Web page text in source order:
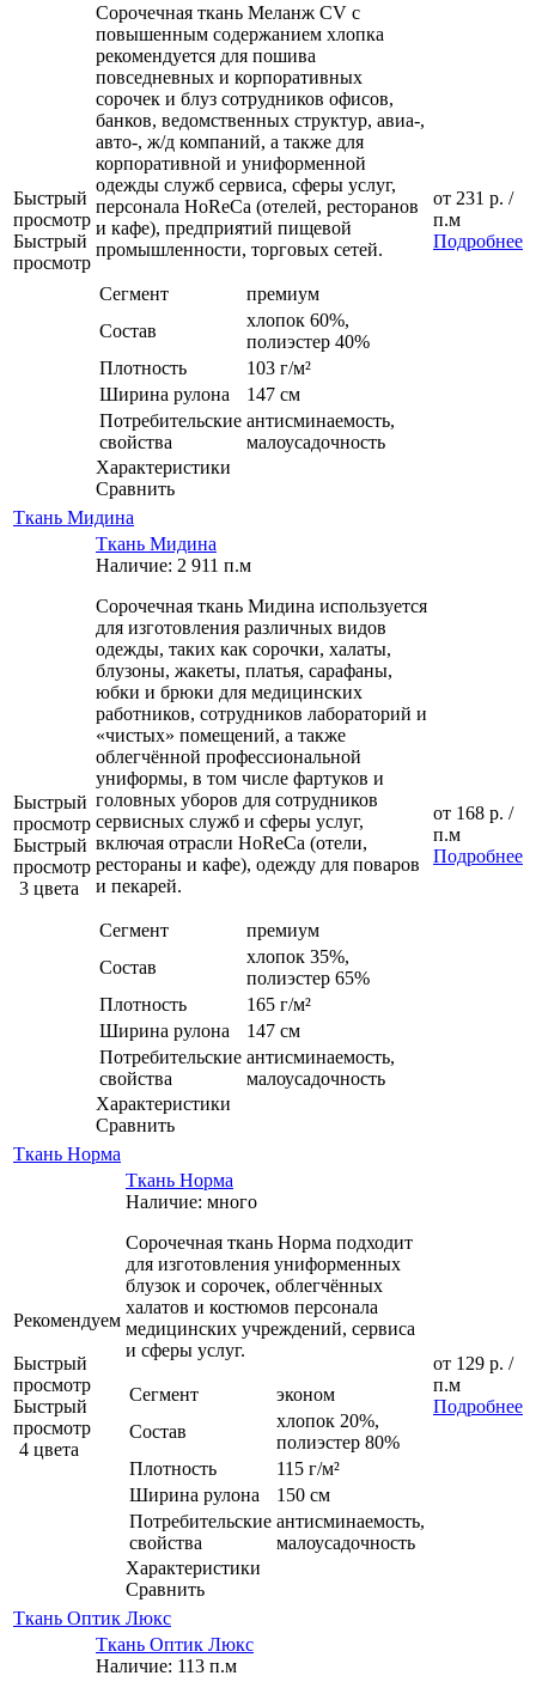
Быстрый
просмотр
Быстрый
просмотр
Сорочечная ткань Меланж CV с
повышенным содержанием хлопка
рекомендуется для пошива
повседневных и корпоративных
сорочек и блуз сотрудников офисов,
банков, ведомственных структур, авиа-,
авто-, ж/д компаний, а также для
корпоративной и униформенной
одежды служб сервиса, сферы услуг,
персонала HoReCa (отелей, ресторанов
и кафе), предприятий пищевой
промышленности, торговых сетей.
Сегмент
премиум
Состав
хлопок 60%,
полиэстер 40%
Плотность
103 г/м²
Ширина рулона
147 см
Потребительские
свойства
антисминаемость,
малоусадочность
Характеристики
Сравнить
от 231 р. /
п.м
Подробнее
Ткань Мидина
Быстрый
просмотр
Быстрый
просмотр
3 цвета
Ткань Мидина
Наличие: 2 911 п.м
Сорочечная ткань Мидина используется
для изготовления различных видов
одежды, таких как сорочки, халаты,
блузоны, жакеты, платья, сарафаны,
юбки и брюки для медицинских
работников, сотрудников лабораторий и
«чистых» помещений, а также
облегчённой профессиональной
униформы, в том числе фартуков и
головных уборов для сотрудников
сервисных служб и сферы услуг,
включая отрасли HoReCa (отели,
рестораны и кафе), одежду для поваров
и пекарей.
Сегмент
премиум
Состав
хлопок 35%,
полиэстер 65%
Плотность
165 г/м²
Ширина рулона
147 см
Потребительские
свойства
антисминаемость,
малоусадочность
Характеристики
Сравнить
от 168 р. /
п.м
Подробнее
Ткань Норма
Рекомендуем
Быстрый
просмотр
Быстрый
просмотр
4 цвета
Ткань Норма
Наличие: много
Сорочечная ткань Норма подходит
для изготовления униформенных
блузок и сорочек, облегчённых
халатов и костюмов персонала
медицинских учреждений, сервиса
и сферы услуг.
Сегмент
эконом
Состав
хлопок 20%,
полиэстер 80%
Плотность
115 г/м²
Ширина рулона
150 см
Потребительские
свойства
антисминаемость,
малоусадочность
Характеристики
Сравнить
от 129 р. /
п.м
Подробнее
Ткань Оптик Люкс
Ткань Оптик Люкс
Наличие: 113 п.м